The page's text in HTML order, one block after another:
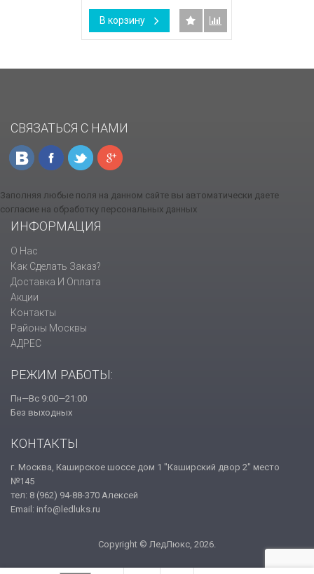
В корзину
СВЯЗАТЬСЯ С НАМИ
Заполняя любые поля на данном сайте вы автоматически даете
согласие на обработку персональных данных
ИНФОРМАЦИЯ
О Нас
Как Сделать Заказ?
Доставка И Оплата
Акции
Контакты
Районы Москвы
АДРЕС
РЕЖИМ РАБОТЫ:
Пн—Вс 9:00—21:00
Без выходных
КОНТАКТЫ
г. Москва, Каширское шоссе дом 1 "Каширский двор 2" место
№145
тел: 8 (962) 94-88-370 Алексей
Email: info@ledluks.ru
Copyright © ЛедЛюкс, 2026.